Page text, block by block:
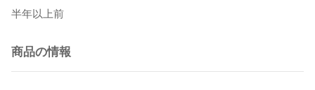
半年以上前
商品の情報